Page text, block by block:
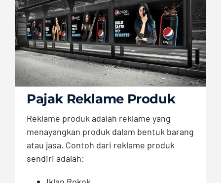
Pajak Reklame Produk
Reklame produk adalah reklame yang
menayangkan produk dalam bentuk barang
atau jasa. Contoh dari reklame produk
sendiri adalah: